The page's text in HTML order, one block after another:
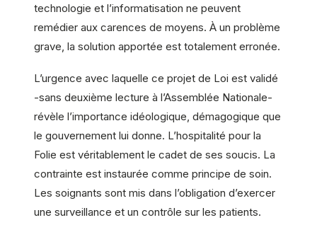
technologie et l’informatisation ne peuvent
remédier aux carences de moyens. À un problème
grave, la solution apportée est totalement erronée.
L’urgence avec laquelle ce projet de Loi est validé
-sans deuxième lecture à l’Assemblée Nationale-
révèle l’importance idéologique, démagogique que
le gouvernement lui donne. L’hospitalité pour la
Folie est véritablement le cadet de ses soucis. La
contrainte est instaurée comme principe de soin.
Les soignants sont mis dans l’obligation d’exercer
une surveillance et un contrôle sur les patients.